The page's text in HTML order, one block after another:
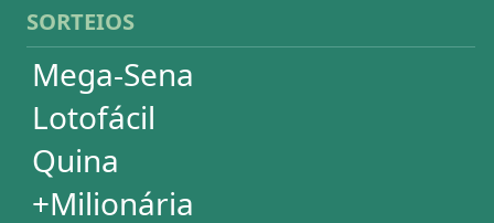
Lotogol
Powerball
Mega Millions
Euromillions
ESTATÍSTICAS